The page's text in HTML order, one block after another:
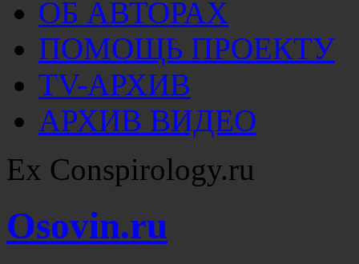
ОБ АВТОРАХ
ПОМОЩЬ ПРОЕКТУ
TV-АРХИВ
АРХИВ ВИДЕО
Ex Conspirology.ru
Osovin.ru